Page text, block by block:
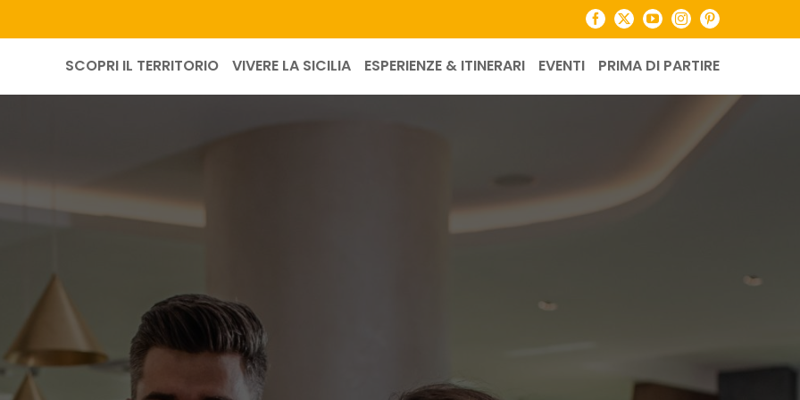
Facebook
X YouTubeInstagramPinterest
SCOPRI IL TERRITORIO VIVERE LA SICILIA ESPERIENZE & ITINERARI EVENTI PRIMA DI PARTIRE